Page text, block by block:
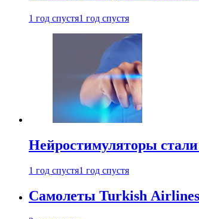
1 год спустя1 год спустя
Нейростимуляторы
1 год спустя1 год спустя
Самолеты Turkish